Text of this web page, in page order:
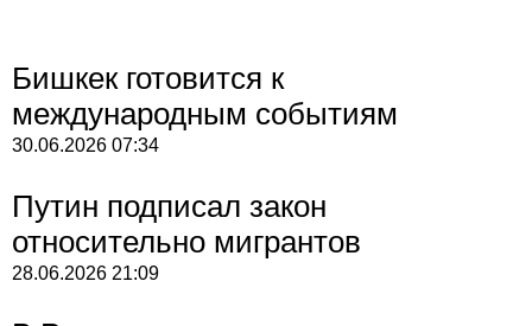
Бишкек готовится к
международным событиям
30.06.2026 07:34
Путин подписал закон
относительно мигрантов
28.06.2026 21:09